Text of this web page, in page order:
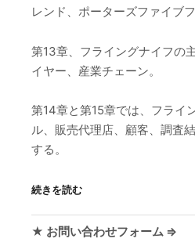
レンド、ポーターズファイブフ
第13章、フライングナイフの
イヤー、産業チェーン。
第14章と第15章では、フライ
ル、販売代理店、顧客、調査
する。
続きを読む
★ お問い合わせフォーム ⇒